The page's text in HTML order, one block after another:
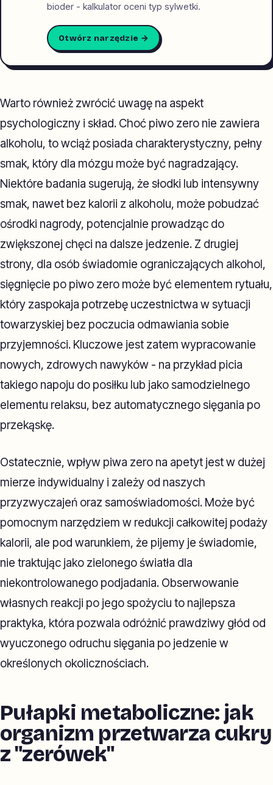
bioder - kalkulator oceni typ sylwetki.
Otwórz narzędzie →
Warto również zwrócić uwagę na aspekt
psychologiczny i skład. Choć piwo zero nie zawiera
alkoholu, to wciąż posiada charakterystyczny, pełny
smak, który dla mózgu może być nagradzający.
Niektóre badania sugerują, że słodki lub intensywny
smak, nawet bez kalorii z alkoholu, może pobudzać
ośrodki nagrody, potencjalnie prowadząc do
zwiększonej chęci na dalsze jedzenie. Z drugiej
strony, dla osób świadomie ograniczających alkohol,
sięgnięcie po piwo zero może być elementem rytuału,
który zaspokaja potrzebę uczestnictwa w sytuacji
towarzyskiej bez poczucia odmawiania sobie
przyjemności. Kluczowe jest zatem wypracowanie
nowych, zdrowych nawyków - na przykład picia
takiego napoju do posiłku lub jako samodzielnego
elementu relaksu, bez automatycznego sięgania po
przekąskę.
Ostatecznie, wpływ piwa zero na apetyt jest w dużej
mierze indywidualny i zależy od naszych
przyzwyczajeń oraz samoświadomości. Może być
pomocnym narzędziem w redukcji całkowitej podaży
kalorii, ale pod warunkiem, że pijemy je świadomie,
nie traktując jako zielonego światła dla
niekontrolowanego podjadania. Obserwowanie
własnych reakcji po jego spożyciu to najlepsza
praktyka, która pozwala odróżnić prawdziwy głód od
wyuczonego odruchu sięgania po jedzenie w
określonych okolicznościach.
Pułapki metaboliczne: jak
organizm przetwarza cukry
z "zerówek"